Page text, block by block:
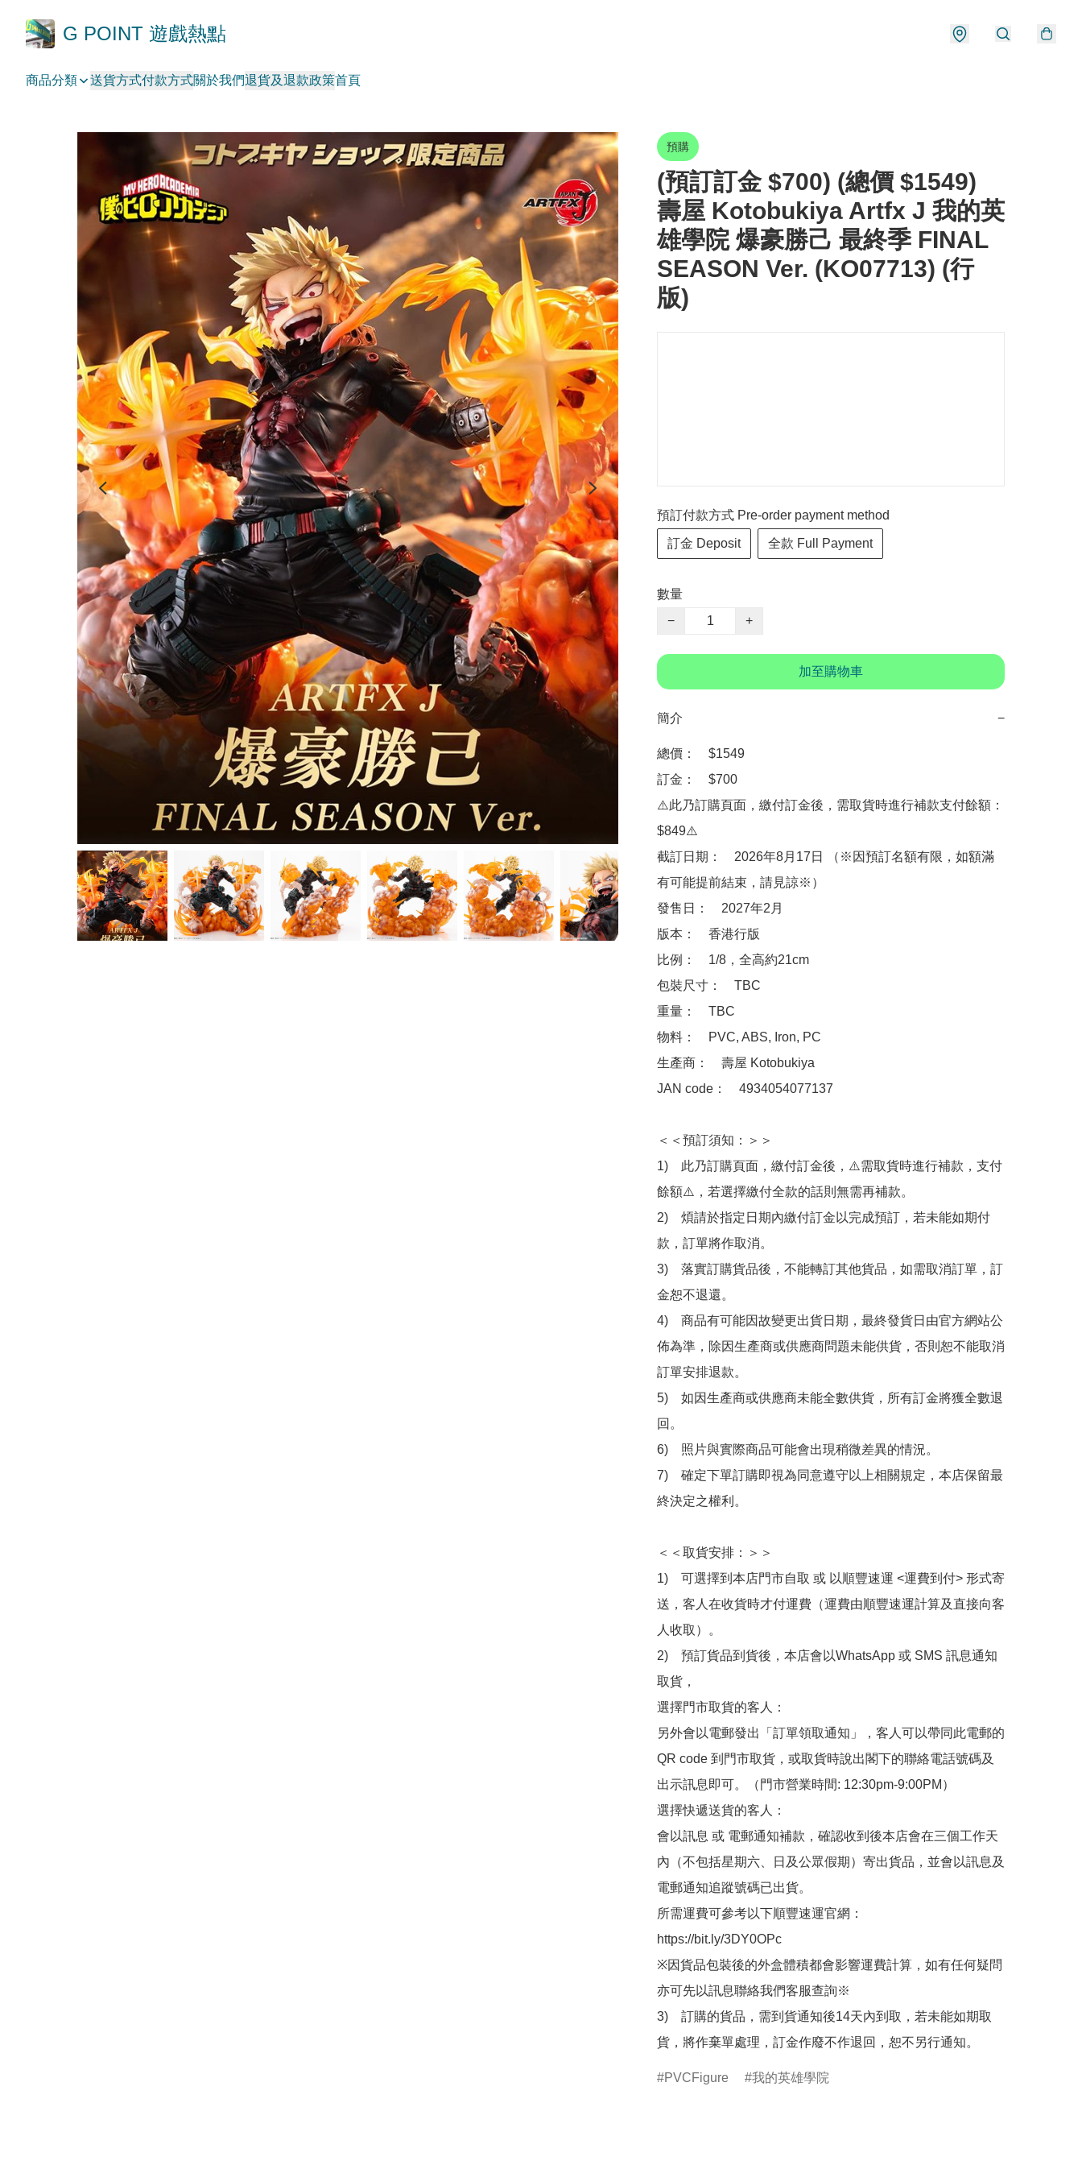
G POINT 遊戲熱點
商品分類 送貨方式付款方式關於我們退貨及退款政策首頁
預購
(預訂訂金 $700) (總價 $1549)
壽屋 Kotobukiya Artfx J 我的英
雄學院 爆豪勝己 最終季 FINAL
SEASON Ver. (KO07713) (行
版)
預訂付款方式 Pre-order payment method
訂金 Deposit 全款 Full Payment
數量
−
+
加至購物車
簡介 −
總價：　$1549
訂金：　$700
⚠️此乃訂購頁面，繳付訂金後，需取貨時進行補款支付餘額：
$849⚠️
截訂日期：　2026年8月17日 （※因預訂名額有限，如額滿
有可能提前結束，請見諒※）
發售日：　2027年2月
版本：　香港行版
比例：　1/8，全高約21cm
包裝尺寸：　TBC
重量：　TBC
物料：　PVC, ABS, Iron, PC
生產商：　壽屋 Kotobukiya
JAN code：　4934054077137
＜＜預訂須知：＞＞
1)　此乃訂購頁面，繳付訂金後，⚠️需取貨時進行補款，支付
餘額⚠️，若選擇繳付全款的話則無需再補款。
2)　煩請於指定日期內繳付訂金以完成預訂，若未能如期付
款，訂單將作取消。
3)　落實訂購貨品後，不能轉訂其他貨品，如需取消訂單，訂
金恕不退還。
4)　商品有可能因故變更出貨日期，最終發貨日由官方網站公
佈為準，除因生產商或供應商問題未能供貨，否則恕不能取消
訂單安排退款。
5)　如因生產商或供應商未能全數供貨，所有訂金將獲全數退
回。
6)　照片與實際商品可能會出現稍微差異的情況。
7)　確定下單訂購即視為同意遵守以上相關規定，本店保留最
終決定之權利。
＜＜取貨安排：＞＞
1)　可選擇到本店門市自取 或 以順豐速運 <運費到付> 形式寄
送，客人在收貨時才付運費（運費由順豐速運計算及直接向客
人收取）。
2)　預訂貨品到貨後，本店會以WhatsApp 或 SMS 訊息通知
取貨，
選擇門市取貨的客人：
另外會以電郵發出「訂單領取通知」，客人可以帶同此電郵的
QR code 到門市取貨，或取貨時說出閣下的聯絡電話號碼及
出示訊息即可。（門市營業時間: 12:30pm-9:00PM）
選擇快遞送貨的客人：
會以訊息 或 電郵通知補款，確認收到後本店會在三個工作天
內（不包括星期六、日及公眾假期）寄出貨品，並會以訊息及
電郵通知追蹤號碼已出貨。
所需運費可參考以下順豐速運官網：
https://bit.ly/3DY0OPc
※因貨品包裝後的外盒體積都會影響運費計算，如有任何疑問
亦可先以訊息聯絡我們客服查詢※
3)　訂購的貨品，需到貨通知後14天內到取，若未能如期取
貨，將作棄單處理，訂金作廢不作退回，恕不另行通知。
PVCFigure 我的英雄學院